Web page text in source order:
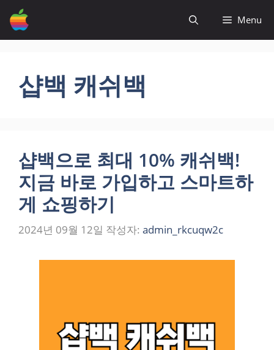
츠
Menu
샵백 캐쉬백
샵백으로 최대 10% 캐쉬백!
지금 바로 가입하고 스마트하
게 쇼핑하기
2024년 09월 12일 작성자: admin_rkcuqw2c